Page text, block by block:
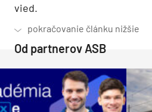
vied.
Od partnerov ASB